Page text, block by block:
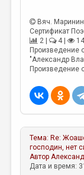
Вяч. Маринин
Сертификат
2 |
4 |
Произведение
"Александр
Произведение
Тема: Re:
господин, нет
Автор
Дата и время: